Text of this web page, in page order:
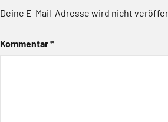
Deine E-Mail-Adresse wird nicht
Kommentar*